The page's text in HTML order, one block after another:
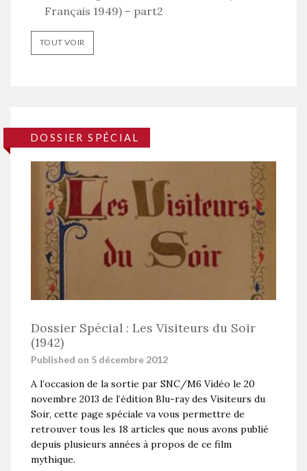
Français 1949) – part2
TOUT VOIR
DOSSIER SPÉCIAL
Dossier Spécial : Les Visiteurs du Soir
(1942)
Published on 5 décembre 2012
A l’occasion de la sortie par SNC/M6 Vidéo le 20
novembre 2013 de l’édition Blu-ray des Visiteurs du
Soir, cette page spéciale va vous permettre de
retrouver tous les 18 articles que nous avons publié
depuis plusieurs années à propos de ce film
mythique.